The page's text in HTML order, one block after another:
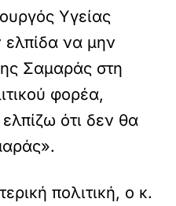
Υγείας
ελπίδα να μην
Σαμαράς στη
φορέα,
ότι δεν θα
πολιτική, ο κ.